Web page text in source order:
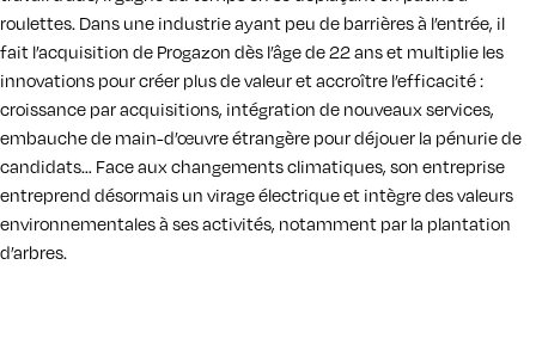
roulettes. Dans une industrie ayant peu de barrières à l’entrée, il
fait l’acquisition de Progazon dès l’âge de 22 ans et multiplie les
innovations pour créer plus de valeur et accroître l’efficacité :
croissance par acquisitions, intégration de nouveaux services,
embauche de main-d’œuvre étrangère pour déjouer la pénurie de
candidats… Face aux changements climatiques, son entreprise
entreprend désormais un virage électrique et intègre des valeurs
environnementales à ses activités, notamment par la plantation
d’arbres.